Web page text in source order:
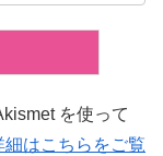
を使って
はこちらをご覧